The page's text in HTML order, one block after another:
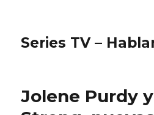
Series TV –
Jolene Purdy